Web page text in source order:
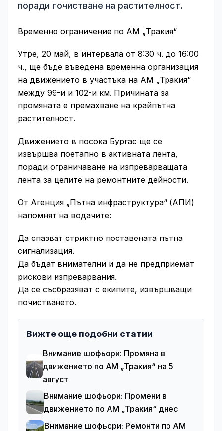
поради почистване на растителност.
Временно ограничение по АМ „Тракия“
Утре, 20 май, в интервала от 8:30 ч. до 16:00
ч., ще бъде въведена временна организация
на движението в участъка на АМ „Тракия“
между 99-и и 102-и км. Причината за
промяната е премахване на крайпътна
растителност.
Движението в посока Бургас ще се
извършва поетапно в активната лента,
поради ограничаване на изпреварващата
лента за целите на ремонтните дейности.
От Агенция „Пътна инфраструктура“ (АПИ)
напомнят на водачите:
Да спазват стриктно поставената пътна
сигнализация.
Да бъдат внимателни и да не предприемат
рискови изпреварвания.
Да се съобразяват с екипите, извършващи
почистването.
Вижте още подобни статии
Внимание шофьори: Промяна в
движението по АМ „Тракия“ на 5
август
Внимание шофьори: Промени в
движението по АМ „Тракия“ днес
Внимание шофьори: Ремонти по АМ